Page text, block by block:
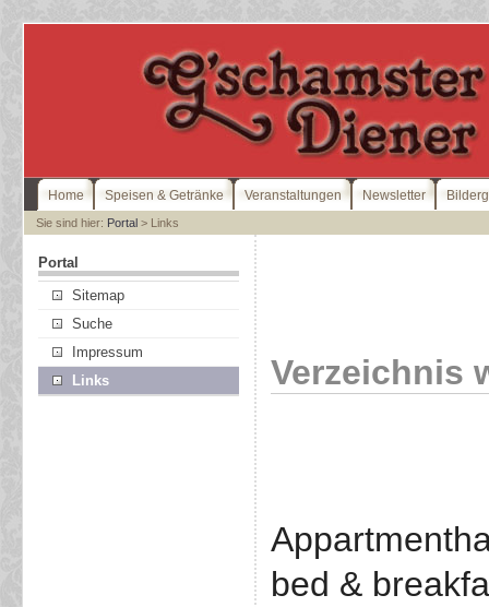
Home Speisen & Getränke Veranstaltungen Newsletter
Sie sind hier: Portal > Links
Portal
Sitemap
Suche
Impressum
Links
Verzeichnis
bed &